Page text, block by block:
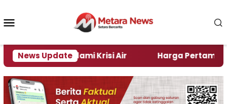
konten
News Update
di Jember Alami Krisi Air Harga Pertamax